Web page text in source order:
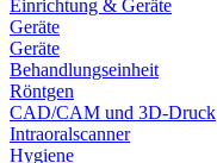
Einrichtung & Geräte
Geräte
Geräte
Behandlungseinheit
Röntgen
CAD/CAM und 3D-Druck
Intraoralscanner
Hygiene